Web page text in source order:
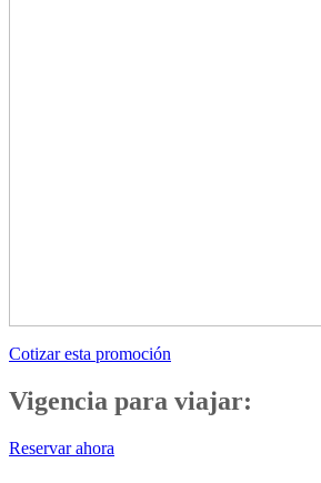
Cotizar esta promoción
Vigencia para viajar:
Reservar ahora